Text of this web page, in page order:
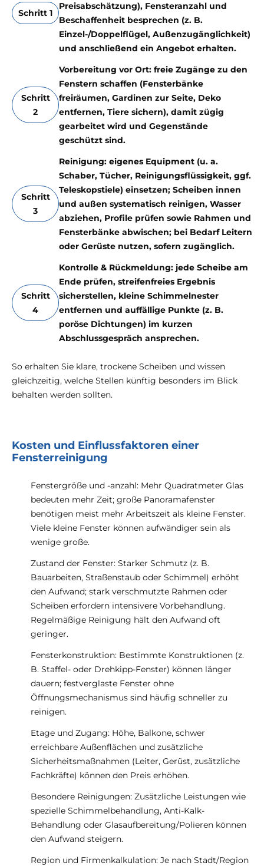
Schritt 1
Preisabschätzung), Fensteranzahl und
Beschaffenheit besprechen (z. B.
Einzel-/Doppelflügel, Außenzugänglichkeit)
und anschließend ein Angebot erhalten.
Schritt
2
Vorbereitung vor Ort: freie Zugänge zu den
Fenstern schaffen (Fensterbänke
freiräumen, Gardinen zur Seite, Deko
entfernen, Tiere sichern), damit zügig
gearbeitet wird und Gegenstände
geschützt sind.
Schritt
3
Reinigung: eigenes Equipment (u. a.
Schaber, Tücher, Reinigungsflüssigkeit, ggf.
Teleskopstiele) einsetzen; Scheiben innen
und außen systematisch reinigen, Wasser
abziehen, Profile prüfen sowie Rahmen und
Fensterbänke abwischen; bei Bedarf Leitern
oder Gerüste nutzen, sofern zugänglich.
Schritt
4
Kontrolle & Rückmeldung: jede Scheibe am
Ende prüfen, streifenfreies Ergebnis
sicherstellen, kleine Schimmelnester
entfernen und auffällige Punkte (z. B.
poröse Dichtungen) im kurzen
Abschlussgespräch ansprechen.
So erhalten Sie klare, trockene Scheiben und wissen
gleichzeitig, welche Stellen künftig besonders im Blick
behalten werden sollten.
Kosten und Einflussfaktoren einer
Fensterreinigung
Fenstergröße und -anzahl: Mehr Quadratmeter Glas
bedeuten mehr Zeit; große Panoramafenster
benötigen meist mehr Arbeitszeit als kleine Fenster.
Viele kleine Fenster können aufwändiger sein als
wenige große.
Zustand der Fenster: Starker Schmutz (z. B.
Bauarbeiten, Straßenstaub oder Schimmel) erhöht
den Aufwand; stark verschmutzte Rahmen oder
Scheiben erfordern intensivere Vorbehandlung.
Regelmäßige Reinigung hält den Aufwand oft
geringer.
Fensterkonstruktion: Bestimmte Konstruktionen (z.
B. Staffel- oder Drehkipp-Fenster) können länger
dauern; festverglaste Fenster ohne
Öffnungsmechanismus sind häufig schneller zu
reinigen.
Etage und Zugang: Höhe, Balkone, schwer
erreichbare Außenflächen und zusätzliche
Sicherheitsmaßnahmen (Leiter, Gerüst, zusätzliche
Fachkräfte) können den Preis erhöhen.
Besondere Reinigungen: Zusätzliche Leistungen wie
spezielle Schimmelbehandlung, Anti-Kalk-
Behandlung oder Glasaufbereitung/Polieren können
den Aufwand steigern.
Region und Firmenkalkulation: Je nach Stadt/Region